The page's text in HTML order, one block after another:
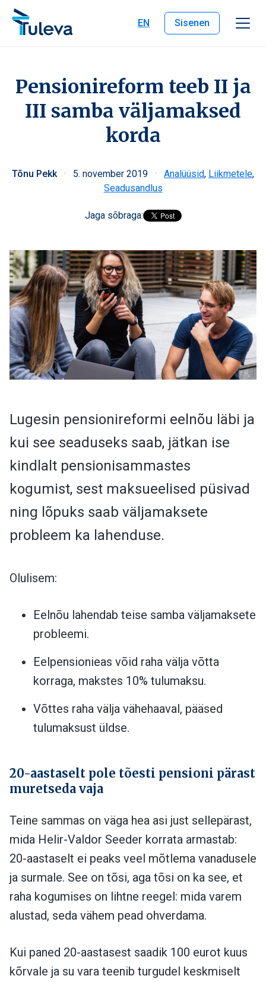
Liigu edasi sisu juurde
EN
Sisenen
Pensionireform teeb II ja
III samba väljamaksed
korda
Tõnu Pekk · 5. november 2019 · Analüüsid, Liikmetele,
Seadusandlus
Jaga sõbraga:
Lugesin pensionireformi eelnõu läbi ja
kui see seaduseks saab, jätkan ise
kindlalt pensionisammastes
kogumist, sest maksueelised püsivad
ning lõpuks saab väljamaksete
probleem ka lahenduse.
Olulisem:
Eelnõu lahendab teise samba väljamaksete
probleemi.
Eelpensionieas võid raha välja võtta
korraga, makstes 10% tulumaksu.
Võttes raha välja vähehaaval, pääsed
tulumaksust üldse.
20-aastaselt pole tõesti pensioni pärast
muretseda vaja
Teine sammas on väga hea asi just sellepärast,
mida Helir-Valdor Seeder korrata armastab:
20-aastaselt ei peaks veel mõtlema vanadusele
ja surmale. See on tõsi, aga tõsi on ka see, et
raha kogumises on lihtne reegel: mida varem
alustad, seda vähem pead ohverdama.
Kui paned 20-aastasest saadik 100 eurot kuus
kõrvale ja su vara teenib turgudel keskmiselt